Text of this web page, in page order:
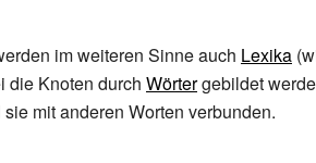
im weiteren Sinne auch Lexika
die Knoten durch Wörtergebildet
sie mit anderen Worten verbunden.